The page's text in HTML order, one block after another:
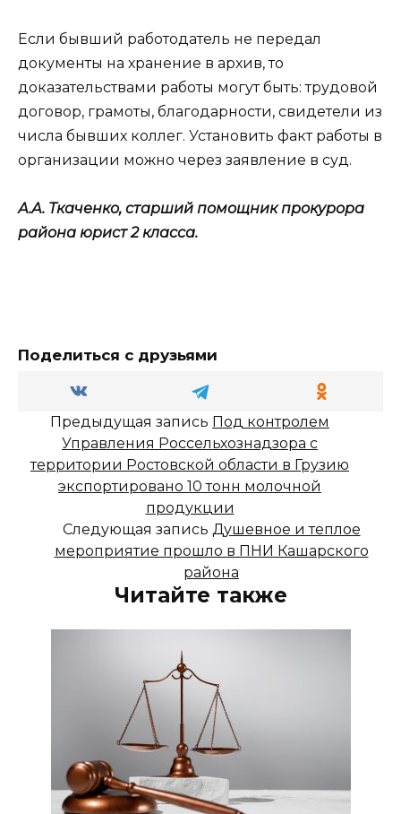
Если бывший работодатель не передал
документы на хранение в архив, то
доказательствами работы могут быть: трудовой
договор, грамоты, благодарности, свидетели из
числа бывших коллег. Установить факт работы в
организации можно через заявление в суд.
А.А. Ткаченко, старший помощник прокурора
района юрист 2 класса.
Поделиться с друзьями
Предыдущая запись Под контролем
Управления Россельхознадзора с
территории Ростовской области в Грузию
экспортировано 10 тонн молочной
продукции
Следующая запись Душевное и теплое
мероприятие прошло в ПНИ Кашарского
района
Читайте также